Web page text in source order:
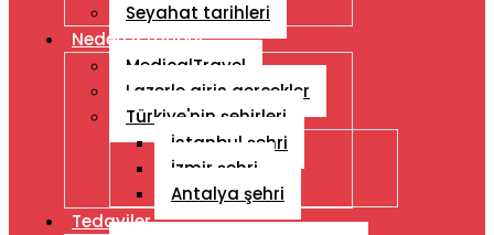
Seyahat tarihleri
Neden Istanbul
MedicalTravel
Lazerle giris gercekler
Türkiye'nin şehirleri
İstanbul şehri
İzmir şehri
Antalya şehri
Tedaviler